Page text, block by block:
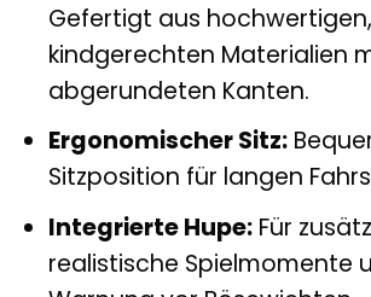
Gefertigt aus hochwertigen,
kindgerechten Materialien
abgerundeten Kanten.
Ergonomischer Sitz:
Sitzposition für langen
Integrierte Hupe:Für
realistische Spielmomente